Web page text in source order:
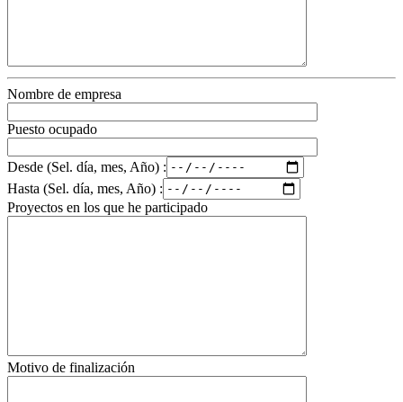
Nombre de empresa
Puesto ocupado
Desde (Sel. día, mes, Año) :
Hasta (Sel. día, mes, Año) :
Proyectos en los que he participado
Motivo de finalización